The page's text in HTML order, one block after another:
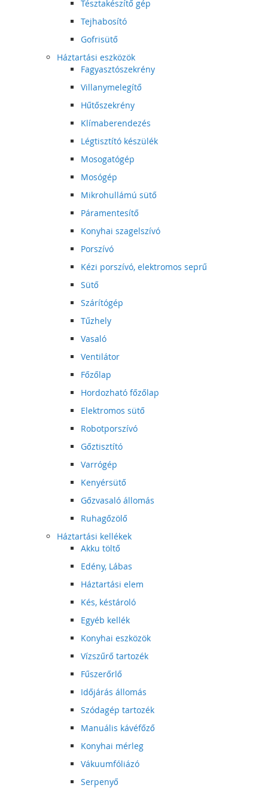
Tésztakészítő gép
Tejhabosító
Gofrisütő
Háztartási eszközök
Fagyasztószekrény
Villanymelegítő
Hűtőszekrény
Klímaberendezés
Légtisztító készülék
Mosogatógép
Mosógép
Mikrohullámú sütő
Páramentesítő
Konyhai szagelszívó
Porszívó
Kézi porszívó, elektromos seprű
Sütő
Szárítógép
Tűzhely
Vasaló
Ventilátor
Főzőlap
Hordozható főzőlap
Elektromos sütő
Robotporszívó
Gőztisztító
Varrógép
Kenyérsütő
Gőzvasaló állomás
Ruhagőzölő
Háztartási kellékek
Akku töltő
Edény, Lábas
Háztartási elem
Kés, késtároló
Egyéb kellék
Konyhai eszközök
Vízszűrő tartozék
Fűszerőrlő
Időjárás állomás
Szódagép tartozék
Manuális kávéfőző
Konyhai mérleg
Vákuumfóliázó
Serpenyő